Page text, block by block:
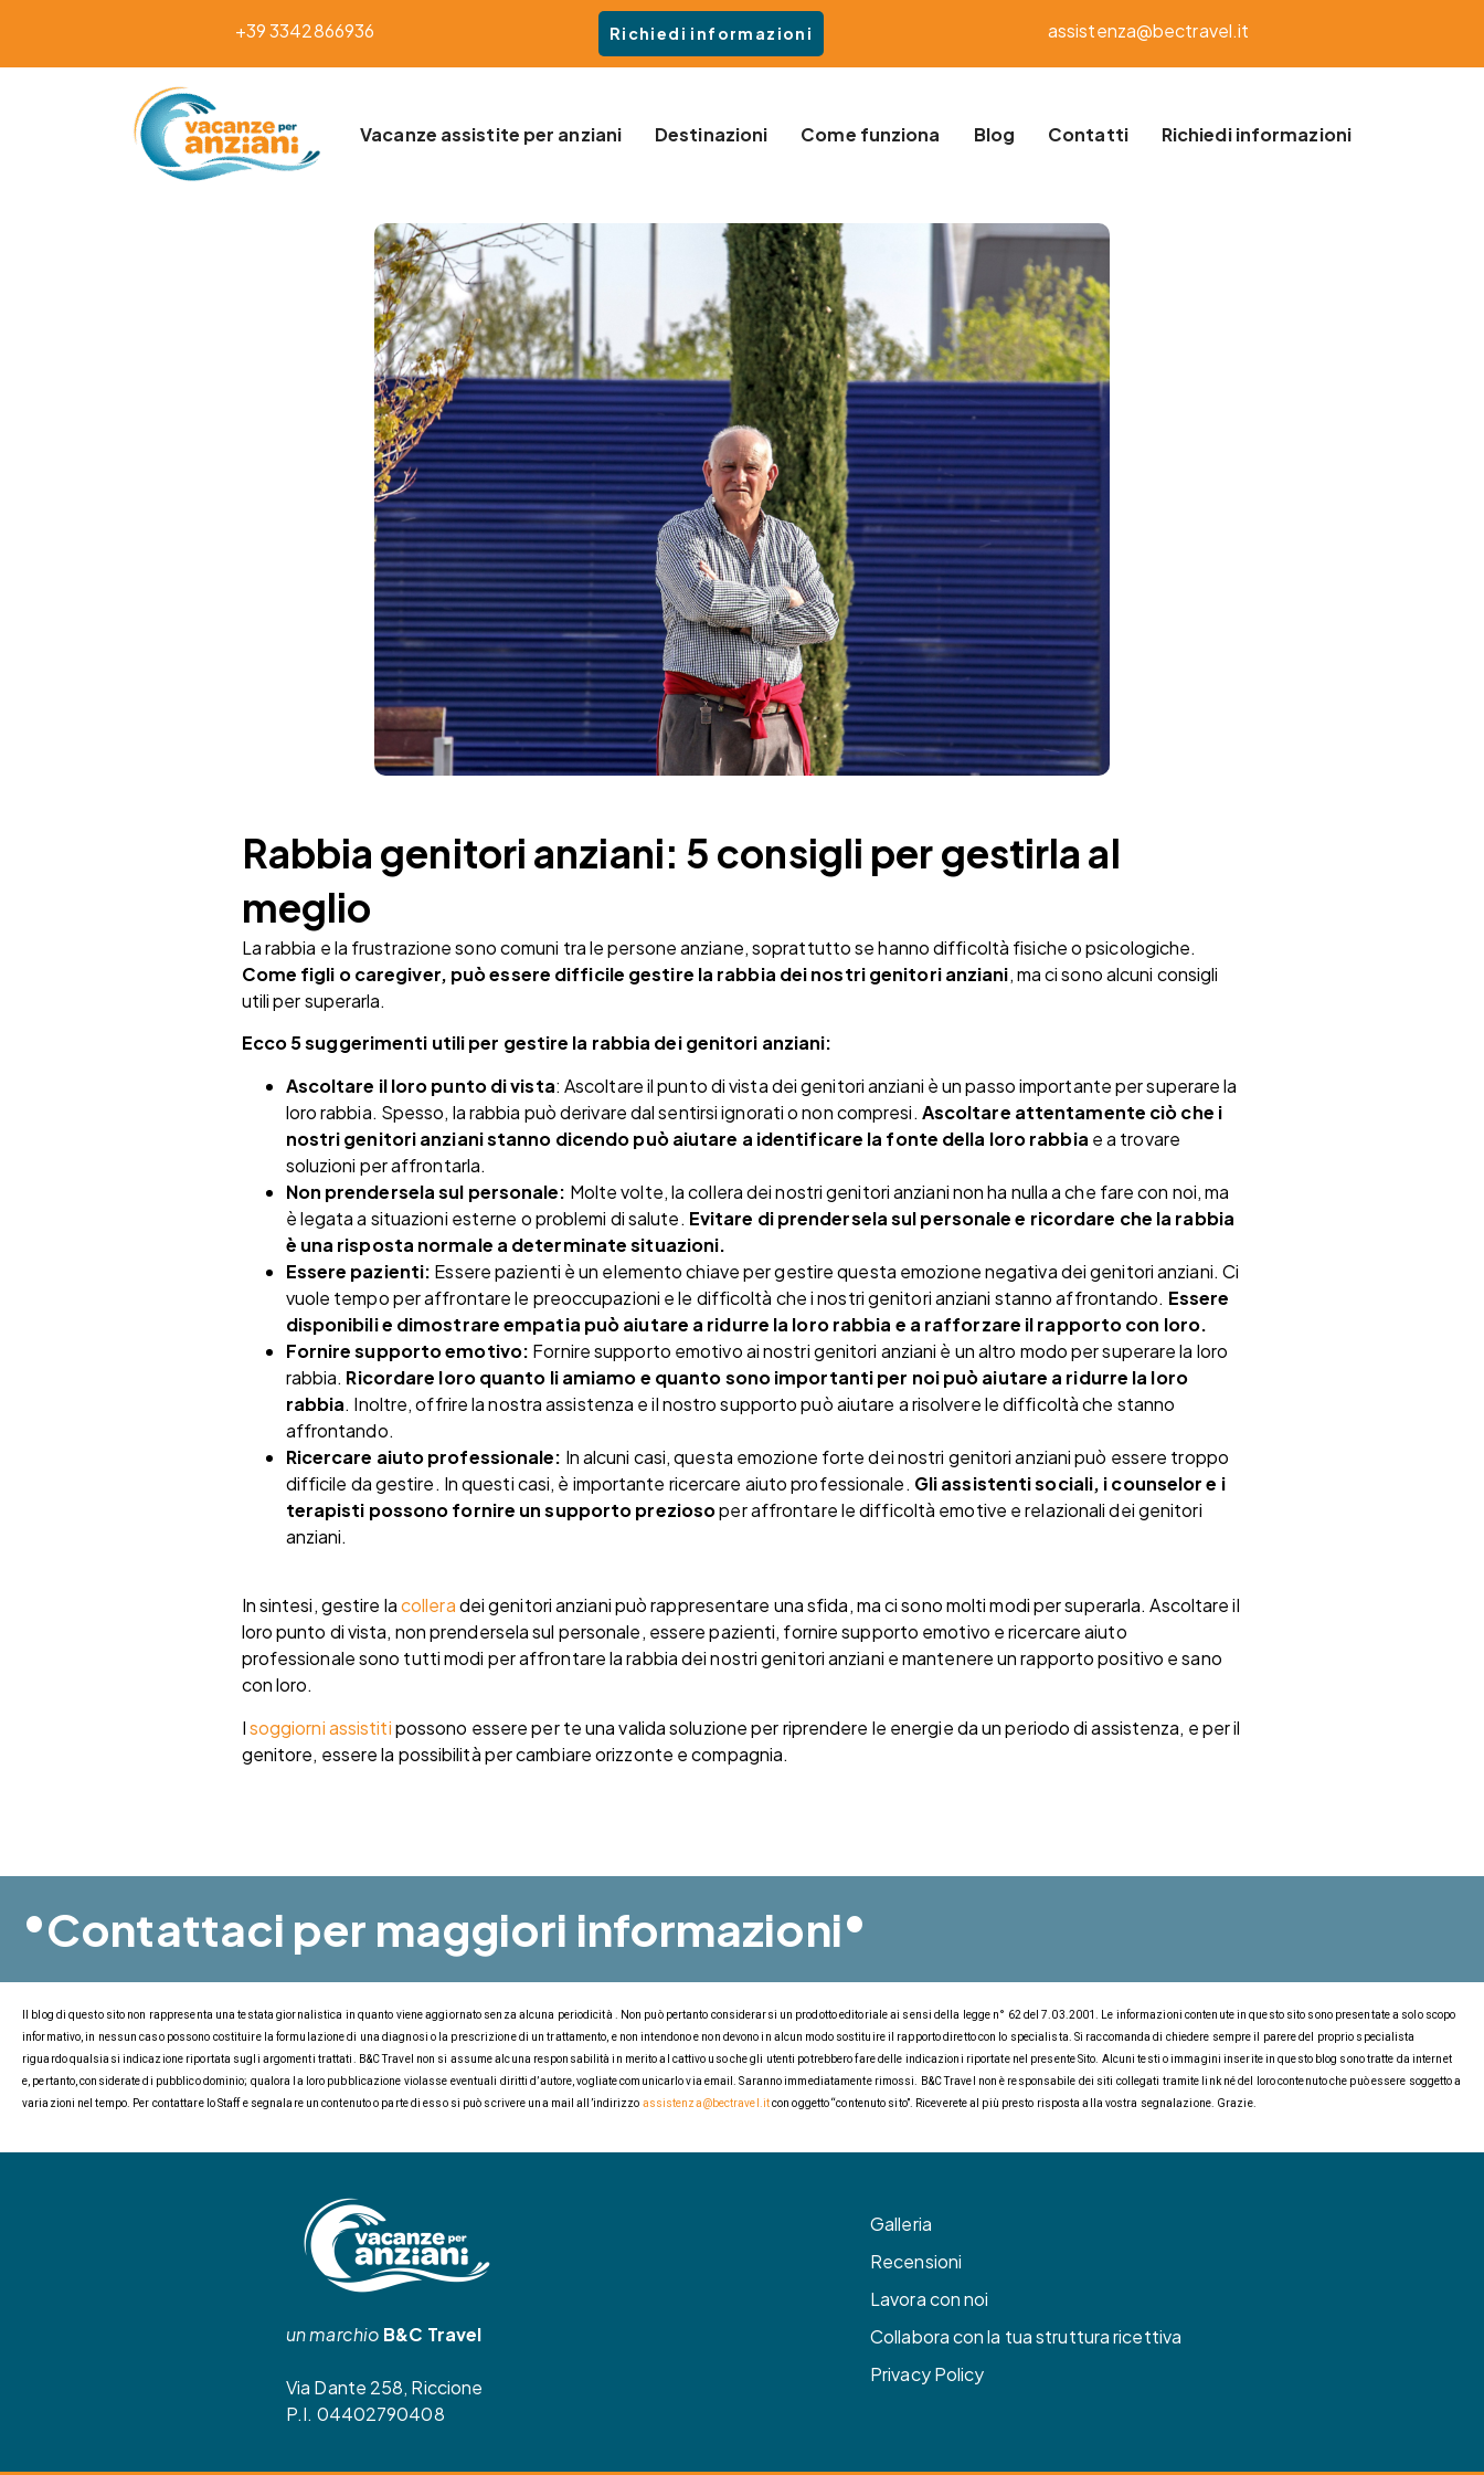
+39 3342866936 Richiedi informazioni assistenza@bectravel.it
Vacanze assistite per anziani Destinazioni Come funziona Blog Contatti Richiedi informazioni
Rabbia genitori anziani: 5 consigli per gestirla al
meglio
La rabbia e la frustrazione sono comuni tra le persone anziane, soprattutto se hanno difficoltà fisiche o psicologiche.
Come figli o caregiver, può essere difficile gestire la rabbia dei nostri genitori anziani, ma ci sono alcuni consigli
utili per superarla.
Ecco 5 suggerimenti utili per gestire la rabbia dei genitori anziani:
Ascoltare il loro punto di vista: Ascoltare il punto di vista dei genitori anziani è un passo importante per superare la
loro rabbia. Spesso, la rabbia può derivare dal sentirsi ignorati o non compresi. Ascoltare attentamente ciò che i
nostri genitori anziani stanno dicendo può aiutare a identificare la fonte della loro rabbia e a trovare
soluzioni per affrontarla.
Non prendersela sul personale: Molte volte, la collera dei nostri genitori anziani non ha nulla a che fare con noi, ma
è legata a situazioni esterne o problemi di salute. Evitare di prendersela sul personale e ricordare che la rabbia
è una risposta normale a determinate situazioni.
Essere pazienti: Essere pazienti è un elemento chiave per gestire questa emozione negativa dei genitori anziani. Ci
vuole tempo per affrontare le preoccupazioni e le difficoltà che i nostri genitori anziani stanno affrontando. Essere
disponibili e dimostrare empatia può aiutare a ridurre la loro rabbia e a rafforzare il rapporto con loro.
Fornire supporto emotivo: Fornire supporto emotivo ai nostri genitori anziani è un altro modo per superare la loro
rabbia. Ricordare loro quanto li amiamo e quanto sono importanti per noi può aiutare a ridurre la loro
rabbia. Inoltre, offrire la nostra assistenza e il nostro supporto può aiutare a risolvere le difficoltà che stanno
affrontando.
Ricercare aiuto professionale: In alcuni casi, questa emozione forte dei nostri genitori anziani può essere troppo
difficile da gestire. In questi casi, è importante ricercare aiuto professionale. Gli assistenti sociali, i counselor e i
terapisti possono fornire un supporto preziosoper affrontare le difficoltà emotive e relazionali dei genitori
anziani.
In sintesi, gestire lacolleradei genitori anziani può rappresentare una sfida, ma ci sono molti modi per superarla. Ascoltare il
loro punto di vista, non prendersela sul personale, essere pazienti, fornire supporto emotivo e ricercare aiuto
professionale sono tutti modi per affrontare la rabbia dei nostri genitori anziani e mantenere un rapporto positivo e sano
con loro.
Isoggiorni assistitipossono essere per te una valida soluzione per riprendere le energie da un periodo di assistenza, e per il
genitore, essere la possibilità per cambiare orizzonte e compagnia.
•Contattaci per maggiori informazioni•
Il blog di questo sito non rappresenta una testata giornalistica in quanto viene aggiornato senza alcuna periodicità . Non può pertanto considerarsi un prodotto editoriale ai sensi della legge n° 62 del 7.03.2001. Le informazioni contenute in questo sito sono presentate a solo scopo
informativo, in nessun caso possono costituire la formulazione di una diagnosi o la prescrizione di un trattamento, e non intendono e non devono in alcun modo sostituire il rapporto diretto con lo specialista. Si raccomanda di chiedere sempre il parere del proprio specialista
riguardo qualsiasi indicazione riportata sugli argomenti trattati. B&C Travel non si assume alcuna responsabilità in merito al cattivo uso che gli utenti potrebbero fare delle indicazioni riportate nel presente Sito. Alcuni testi o immagini inserite in questo blog sono tratte da internet
e, pertanto, considerate di pubblico dominio; qualora la loro pubblicazione violasse eventuali diritti d’autore, vogliate comunicarlo via email. Saranno immediatamente rimossi. B&C Travel non è responsabile dei siti collegati tramite link né del loro contenuto che può essere soggetto a
variazioni nel tempo. Per contattare lo Staff e segnalare un contenuto o parte di esso si può scrivere una mail all’indirizzo assistenza@bectravel.itcon oggetto “contenuto sito”. Riceverete al più presto risposta alla vostra segnalazione. Grazie.
un marchio B&C Travel
Via Dante 258, Riccione
P.I. 04402790408
Galleria
Recensioni
Lavora con noi
Collabora con la tua struttura ricettiva
Privacy Policy